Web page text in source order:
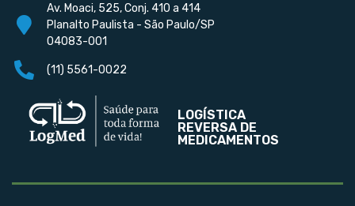
Av. Moaci, 525, Conj. 410 a 414
Planalto Paulista - São Paulo/SP
04083-001
(11) 5561-0022
LOGÍSTICA
REVERSA DE
MEDICAMENTOS